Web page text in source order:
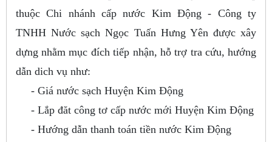
thuộc Chi nhánh cấp nước Kim Động - Công ty
TNHH Nước sạch Ngọc Tuấn Hưng Yên được xây
dựng nhằm mục đích tiếp nhận, hỗ trợ tra cứu, hướng
dẫn dich vụ như:
- Giá nước sạch Huyện Kim Động
- Lắp đăt công tơ cấp nước mới Huyện Kim Động
- Hướng dẫn thanh toán tiền nước Kim Động